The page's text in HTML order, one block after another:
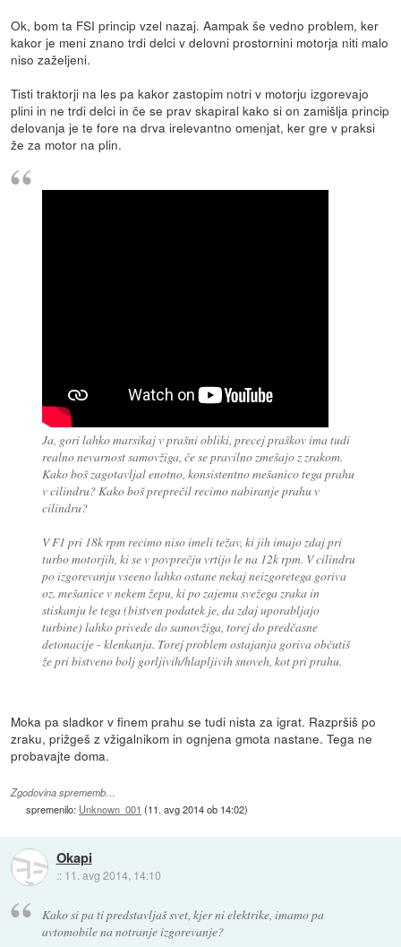
Ok, bom ta FSI princip vzel nazaj. Aampak še vedno problem, ker
kakor je meni znano trdi delci v delovni prostornini motorja niti malo
niso zaželjeni.
Tisti traktorji na les pa kakor zastopim notri v motorju izgorevajo
plini in ne trdi delci in če se prav skapiral kako si on zamišlja princip
delovanja je te fore na drva irelevantno omenjat, ker gre v praksi
že za motor na plin.
Ja, gori lahko marsikaj v prašni obliki, precej praškov ima tudi
realno nevarnost samovžiga, če se pravilno zmešajo z zrakom.
Kako boš zagotavljal enotno, konsistentno mešanico tega prahu
v cilindru? Kako boš preprečil recimo nabiranje prahu v
cilindru?
V F1 pri 18k rpm recimo niso imeli težav, ki jih imajo zdaj pri
turbo motorjih, ki se v povprečju vrtijo le na 12k rpm. V cilindru
po izgorevanju vseeno lahko ostane nekaj neizgoretega goriva
oz. mešanice v nekem žepu, ki po zajemu svežega zraka in
stiskanju le tega (bistven podatek je, da zdaj uporabljajo
turbine) lahko privede do samovžiga, torej do predčasne
detonacije - klenkanja. Torej problem ostajanja goriva občutiš
že pri bistveno bolj gorljivih/hlapljivih snoveh, kot pri prahu.
Moka pa sladkor v finem prahu se tudi nista za igrat. Razpršiš po
zraku, prižgeš z vžigalnikom in ognjena gmota nastane. Tega ne
probavajte doma.
Zgodovina sprememb…
spremenilo: Unknown_001 (11. avg 2014 ob 14:02)
Okapi
:: 11. avg 2014, 14:10
Kako si pa ti predstavljaš svet, kjer ni elektrike, imamo pa
avtomobile na notranje izgorevanje?